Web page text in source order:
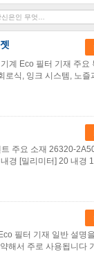
계 Eco 필터 기재 주요
로식, 잉크 시스템, 노즐
주요 소재 26320-
경 [밀리미터] 20 내경
필터 기재 일반 설명
해서 주로 사용됩니다